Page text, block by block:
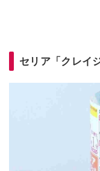
セリア「クレイ